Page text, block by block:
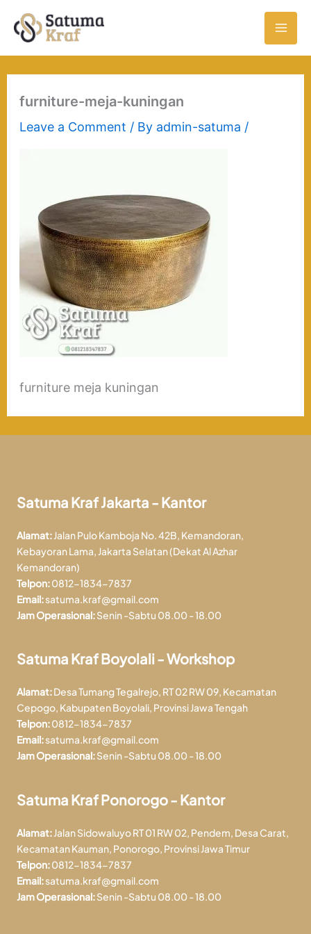
furniture-meja-kuningan
Leave a Comment / By admin-satuma /
furniture meja kuningan
Satuma Kraf Jakarta - Kantor
Alamat:Jalan Pulo Kamboja No. 42B, Kemandoran,
Kebayoran Lama, Jakarta Selatan (Dekat Al Azhar
Kemandoran)
Telpon:0812-1834-7837
Email:satuma.kraf@gmail.com
Jam Operasional:Senin -Sabtu 08.00 - 18.00
Satuma Kraf Boyolali - Workshop
Alamat:Desa Tumang Tegalrejo, RT 02 RW 09, Kecamatan
Cepogo, Kabupaten Boyolali, Provinsi Jawa Tengah
Telpon:0812-1834-7837
Email:satuma.kraf@gmail.com
Jam Operasional:Senin -Sabtu 08.00 - 18.00
Satuma Kraf Ponorogo - Kantor
Alamat:Jalan Sidowaluyo RT 01 RW 02, Pendem, Desa Carat,
Kecamatan Kauman, Ponorogo, Provinsi Jawa Timur
Telpon:0812-1834-7837
Email:satuma.kraf@gmail.com
Jam Operasional:Senin -Sabtu 08.00 - 18.00